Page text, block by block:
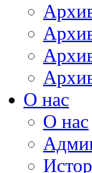
О нас
О нас